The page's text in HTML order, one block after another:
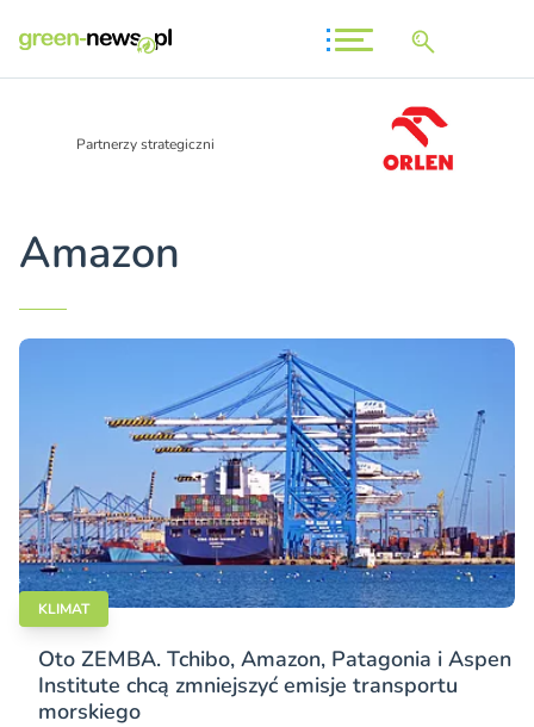
Partnerzy strategiczni
Amazon
KLIMAT
Oto ZEMBA. Tchibo, Amazon, Patagonia i Aspen
Institute chcą zmniejszyć emisje transportu
morskiego